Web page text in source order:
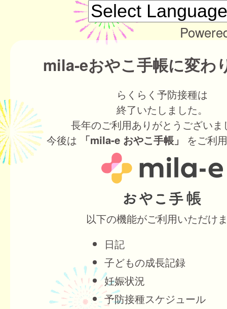
mila-eおやこ手帳に変わ
らくらく予防接種は
終了いたしました。
長年のご利用ありがとうございま
今後は
「mila-e おやこ手帳」 をご利
以下の機能がご利用いただけ
日記
子どもの成長記録
妊娠状況
予防接種スケジュール